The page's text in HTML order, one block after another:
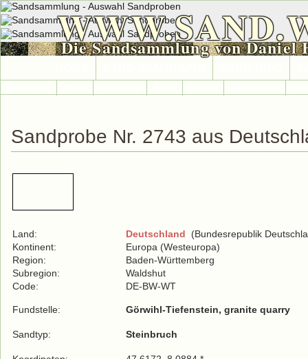
Die Sandsammlung von Daniel
Sandprobe Nr. 2743 aus
Land: Deutschland (Bundesrepublik
Kontinent:
Europa (Westeuropa)
Region:
Baden-Württemberg
Subregion:
Waldshut
Code:
DE-BW-WT
Fundstelle: Görwihl-Tiefenstein, granite quarry
Sandtyp: Steinbruch